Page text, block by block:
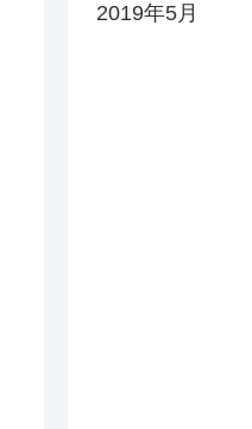
2019年5月